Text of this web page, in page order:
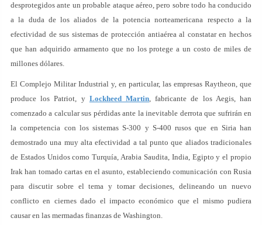
desprotegidos ante un probable ataque aéreo, pero sobre todo ha conducido
a la duda de los aliados de la potencia norteamericana respecto a la
efectividad de sus sistemas de protección antiaérea al constatar en hechos
que han adquirido armamento que no los protege a un costo de miles de
millones dólares.
El Complejo Militar Industrial y, en particular, las empresas Raytheon, que
produce los Patriot, y Lockheed Martin, fabricante de los Aegis, han
comenzado a calcular sus pérdidas ante la inevitable derrota que sufrirán en
la competencia con los sistemas S-300 y S-400 rusos que en Siria han
demostrado una muy alta efectividad a tal punto que aliados tradicionales
de Estados Unidos como Turquía, Arabia Saudita, India, Egipto y el propio
Irak han tomado cartas en el asunto, estableciendo comunicación con Rusia
para discutir sobre el tema y tomar decisiones, delineando un nuevo
conflicto en ciernes dado el impacto económico que el mismo pudiera
causar en las mermadas finanzas de Washington.